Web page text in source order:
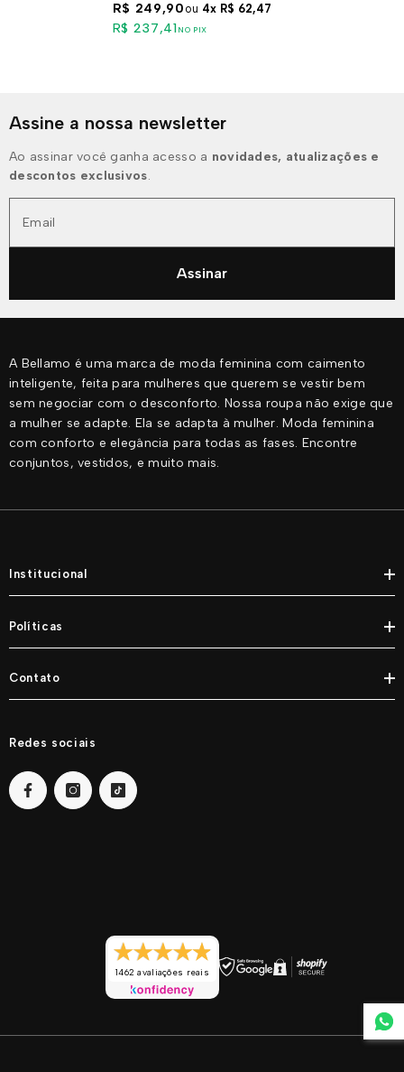
R$ 249,90 ou 4x R$ 62,47
R$ 237,41 NO PIX
Assine a nossa newsletter
Ao assinar você ganha acesso a novidades, atualizações e
descontos exclusivos.
Email
Assinar
A Bellamo é uma marca de moda feminina com caimento
inteligente, feita para mulheres que querem se vestir bem
sem negociar com o desconforto. Nossa roupa não exige que
a mulher se adapte. Ela se adapta à mulher. Moda feminina
com conforto e elegância para todas as fases. Encontre
conjuntos, vestidos, e muito mais.
Institucional
Políticas
Contato
Redes sociais
1462 avaliações reais